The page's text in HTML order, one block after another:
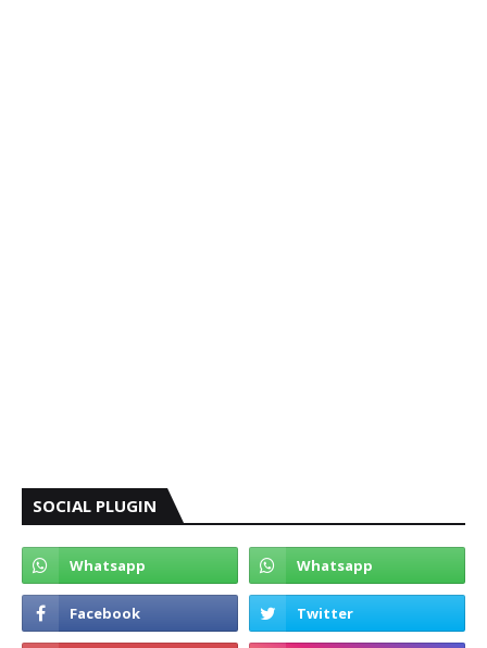
SOCIAL PLUGIN